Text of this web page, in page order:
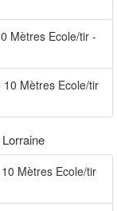
Mètres Ecole/tir -
Mètres Ecole/tir
Mètres Ecole/tir